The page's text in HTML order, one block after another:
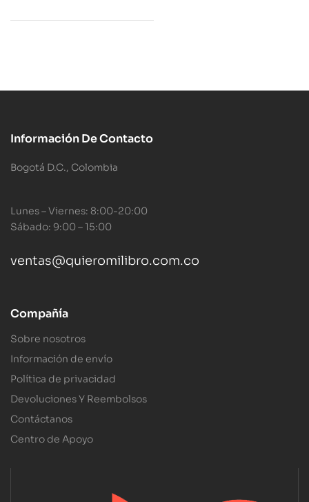
Información De Contacto
Bogotá D.C., Colombia
Lunes – Viernes: 8:00-20:00
Sábado: 9:00 – 15:00
ventas@quieromilibro.com.co
Compañía
Sobre nosotros
Información de envío
Política de privacidad
Devoluciones Y Reembolsos
Contáctanos
Centro de Apoyo